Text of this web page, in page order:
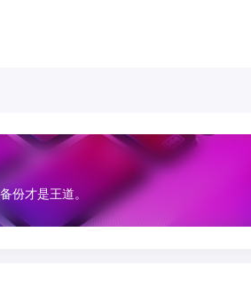
份才是王道。